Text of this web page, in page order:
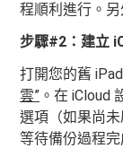
程順利進行。
步驟#2：建立
打開您的舊
雲” 。在 iCloud
選項（如果尚
等待備份過程